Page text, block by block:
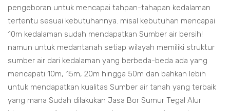
pengeboran untuk mencapai tahpan-tahapan kedalaman
tertentu sesuai kebutuhannya. misal kebutuhan mencapai
10m kedalaman sudah mendapatkan Sumber air bersih!
namun untuk medantanah setiap wilayah memiliki struktur
sumber air dari kedalaman yang berbeda-beda ada yang
mencapati 10m, 15m, 20m hingga 50m dan bahkan lebih
untuk mendapatkan kualitas Sumber air tanah yang terbaik
yang mana Sudah dilakukan Jasa Bor Sumur Tegal Alur